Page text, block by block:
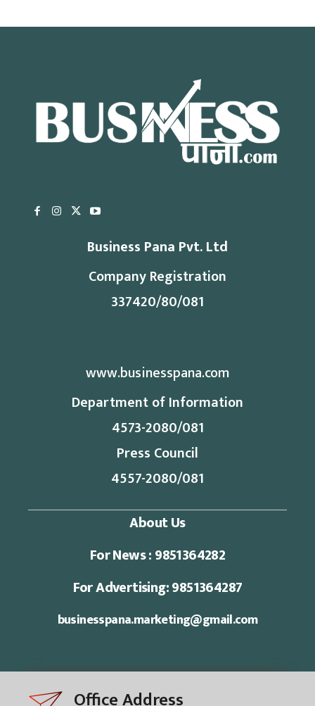
Business Pana Pvt. Ltd
Company Registration
337420/80/081
www.businesspana.com
Department of Information
4573-2080/081
Press Council
4557-2080/081
About Us
For News : 9851364282
For Advertising: 9851364287
businesspana.marketing@gmail.com
Office Address